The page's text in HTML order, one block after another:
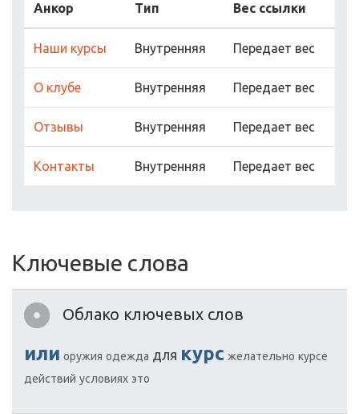
Анкор Тип Вес ссылки
Наши курсы Внутренняя Передает вес
О клубе Внутренняя Передает вес
Отзывы Внутренняя Передает вес
Контакты Внутренняя Передает вес
Ключевые слова
Облако ключевых слов
или оружия одежда для курс желательно курсе
действий условиях это